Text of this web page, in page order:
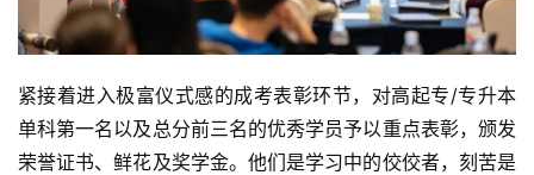
紧接着进入极富仪式感的成考表彰环节，对高起专/专升本
单科第一名以及总分前三名的优秀学员予以重点表彰，颁发
荣誉证书、鲜花及奖学金。他们是学习中的佼佼者，刻苦是